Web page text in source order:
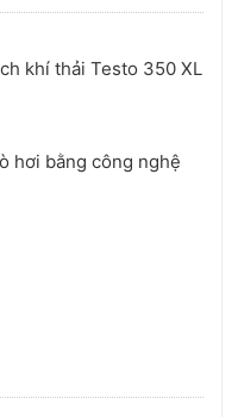
khí thải Testo 350 XL
hơi bằng công nghệ